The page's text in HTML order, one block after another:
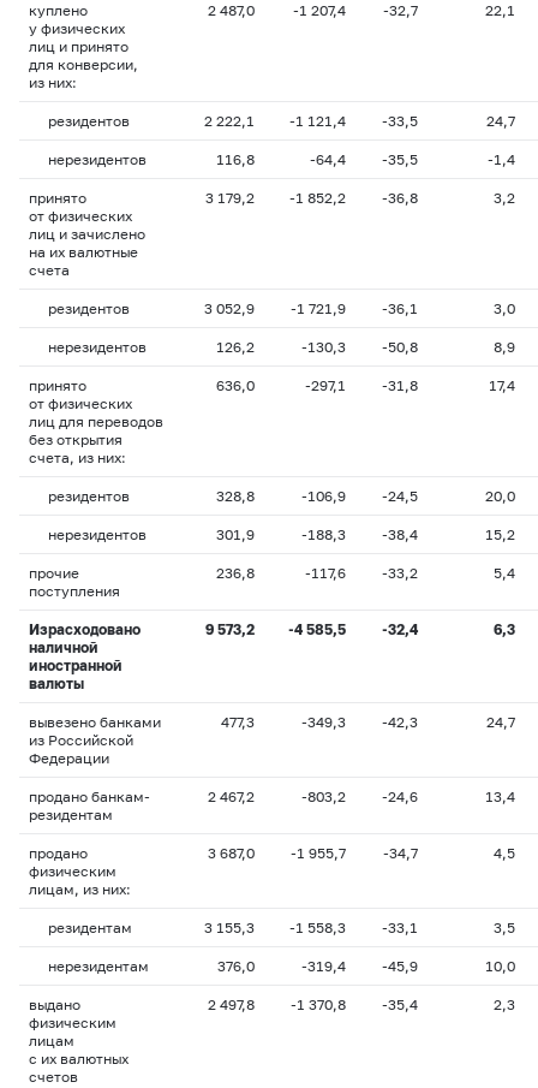
куплено
у физических
лиц и принято
для конверсии,
из них:
2 487,0 -1 207,4 -32,7 22,1
резидентов 2 222,1 -1 121,4 -33,5 24,7
нерезидентов 116,8 -64,4 -35,5 -1,4
принято
от физических
лиц и зачислено
на их валютные
счета
3 179,2 -1 852,2 -36,8 3,2
резидентов 3 052,9 -1 721,9 -36,1 3,0
нерезидентов 126,2 -130,3 -50,8 8,9
принято
от физических
лиц для переводов
без открытия
счета, из них:
636,0 -297,1 -31,8 17,4
резидентов 328,8 -106,9 -24,5 20,0
нерезидентов 301,9 -188,3 -38,4 15,2
прочие
поступления
236,8 -117,6 -33,2 5,4
Израсходовано
наличной
иностранной
валюты
9 573,2 -4 585,5 -32,4 6,3
вывезено банками
из Российской
Федерации
477,3 -349,3 -42,3 24,7
продано банкам-
резидентам
2 467,2 -803,2 -24,6 13,4
продано
физическим
лицам, из них:
3 687,0 -1 955,7 -34,7 4,5
резидентам 3 155,3 -1 558,3 -33,1 3,5
нерезидентам 376,0 -319,4 -45,9 10,0
выдано
физическим
лицам
с их валютных
счетов
2 497,8 -1 370,8 -35,4 2,3